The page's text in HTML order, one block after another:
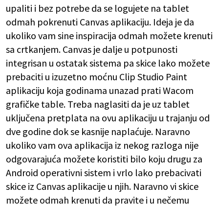
upaliti i bez potrebe da se logujete na tablet
odmah pokrenuti Canvas aplikaciju. Ideja je da
ukoliko vam sine inspiracija odmah možete krenuti
sa crtkanjem. Canvas je dalje u potpunosti
integrisan u ostatak sistema pa skice lako možete
prebaciti u izuzetno moćnu Clip Studio Paint
aplikaciju koja godinama unazad prati Wacom
grafičke table. Treba naglasiti da je uz tablet
uključena pretplata na ovu aplikaciju u trajanju od
dve godine dok se kasnije naplaćuje. Naravno
ukoliko vam ova aplikacija iz nekog razloga nije
odgovarajuća možete koristiti bilo koju drugu za
Android operativni sistem i vrlo lako prebacivati
skice iz Canvas aplikacije u njih. Naravno vi skice
možete odmah krenuti da pravite i u nečemu